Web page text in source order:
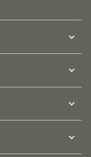
expand_more
expand_more
expand_more
expand_more